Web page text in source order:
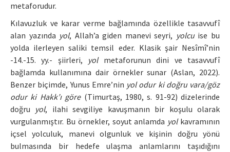
metaforudur.
Kılavuzluk ve karar verme bağlamında özellikle tasavvufî
alan yazında yol, Allah’a giden manevi seyri, yolcuise bu
yolda ilerleyen saliki temsil eder. Klasik şair Nesîmî’nin
-14.-15. yy.- şiirleri, yolmetaforunun dini ve tasavvufî
bağlamda kullanımına dair örnekler sunar (Aslan, 2022).
Benzer biçimde, Yunus Emre’nin yol odur ki doğru vara/göz
odur ki Hakk’ı göre(Timurtaş, 1980, s. 91-92) dizelerinde
doğru yol, ilahi sevgiliye kavuşmanın bir koşulu olarak
vurgulanmıştır. Bu örnekler, soyut anlamda yolkavramının
içsel yolculuk, manevi olgunluk ve kişinin doğru yönü
bulmasında bir hedefe ulaşma anlamlarını taşıdığını